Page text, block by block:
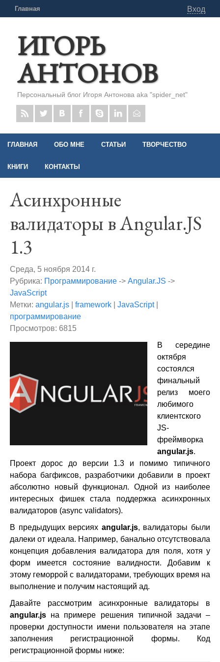
Главная Вход
ИГОРЬ
АНТОНОВ
Персональный блог Игоря Антонова aka "spider_net"
ГЛАВНАЯ ОБО МНЕ СТАТЬИ ТВОРЧЕСТВО
КНИГИ КОНТАКТЫ
Асинхронные
валидаторы в Angular.JS
1.3
Среда, 5 ноября 2014 г.
Рубрика: Программирование -> Angular.JS ->
JavaScript
Метки: angular.js framework JavaScript|
программирование
Просмотров: 6815
В середине
октября
состоялся
финальный
релиз моего
любимого
клиентского
JS-
фреймворка
angular.js.
Проект дорос до версии 1.3 и помимо типичного
набора багфиксов, разработчики добавили в проект
абсолютно новый функционал. Одной из наиболее
интересных фишек стала поддержка асинхронных
валидаторов (async validators).
В предыдущих версиях angular.js, валидаторы были
далеки от идеала. Например, банально отсутствовала
концепция добавления валидатора для поля, хотя у
форм имеется состояние валидности. Добавим к
этому геморрой с валидаторами, требующих время на
выполнение и получим настоящий ад.
Давайте рассмотрим асинхронные валидаторы в
angular.js на примере решения типичной задачи –
проверки доступности имени пользователя на этапе
заполнения регистрационной формы. Код
регистрационной формы ниже: